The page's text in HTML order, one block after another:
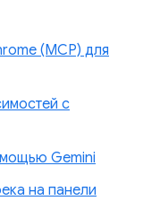
(MCP) для
с
Gemini
на панели